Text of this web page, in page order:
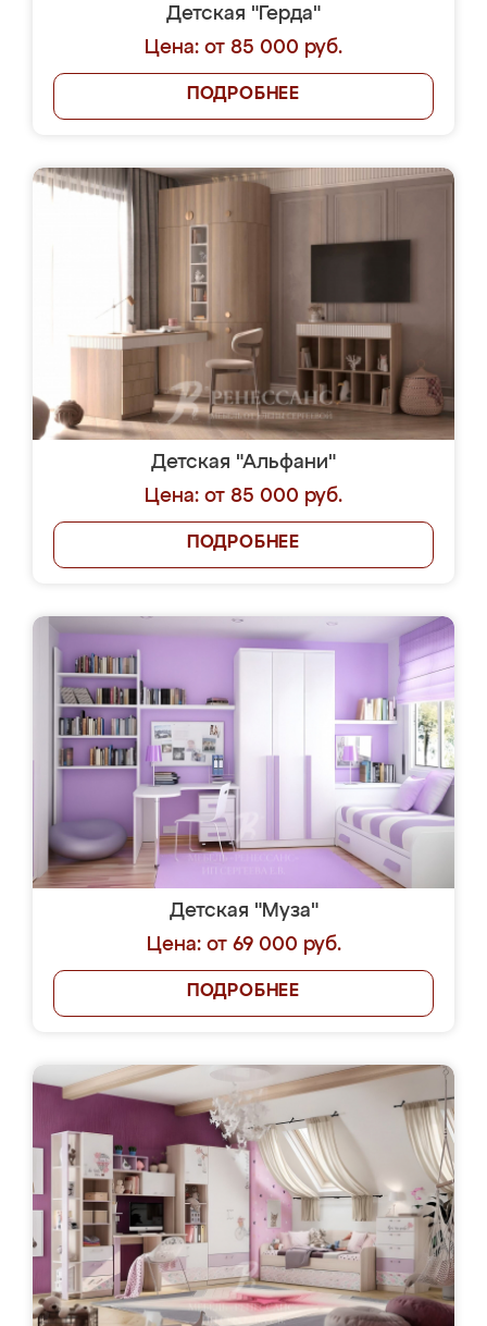
Детская "Герда"
Цена: от 85 000 руб.
ПОДРОБНЕЕ
Детская "Альфани"
Цена: от 85 000 руб.
ПОДРОБНЕЕ
Детская "Муза"
Цена: от 69 000 руб.
ПОДРОБНЕЕ